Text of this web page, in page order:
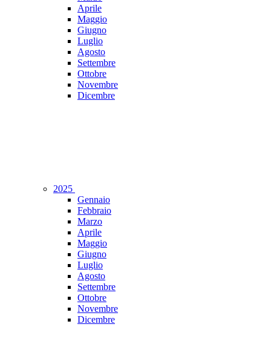
Aprile
Maggio
Giugno
Luglio
Agosto
Settembre
Ottobre
Novembre
Dicembre
2025
Gennaio
Febbraio
Marzo
Aprile
Maggio
Giugno
Luglio
Agosto
Settembre
Ottobre
Novembre
Dicembre